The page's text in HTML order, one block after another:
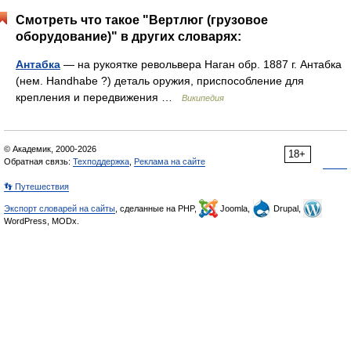
Смотреть что такое "Вертлюг (грузовое
оборудование)" в других словарях:
Антабка — на рукоятке револьвера Наган обр. 1887 г. Антабка
(нем. Handhabe ?) деталь оружия, приспособление для
крепления и передвижения …
Википедия
18+
© Академик, 2000-2026
Обратная связь: Техподдержка Реклама на сайте
👣 Путешествия
Экспорт словарей на сайты , сделанные на PHP, Joomla,
Drupal,
WordPress, MODx.